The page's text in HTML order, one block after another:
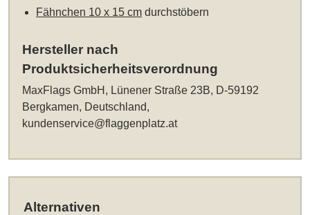
Fähnchen 10 x 15 cm durchstöbern
Hersteller nach
Produktsicherheitsverordnung
MaxFlags GmbH, Lünener Straße 23B, D-59192
Bergkamen, Deutschland,
kundenservice@flaggenplatz.at
Alternativen